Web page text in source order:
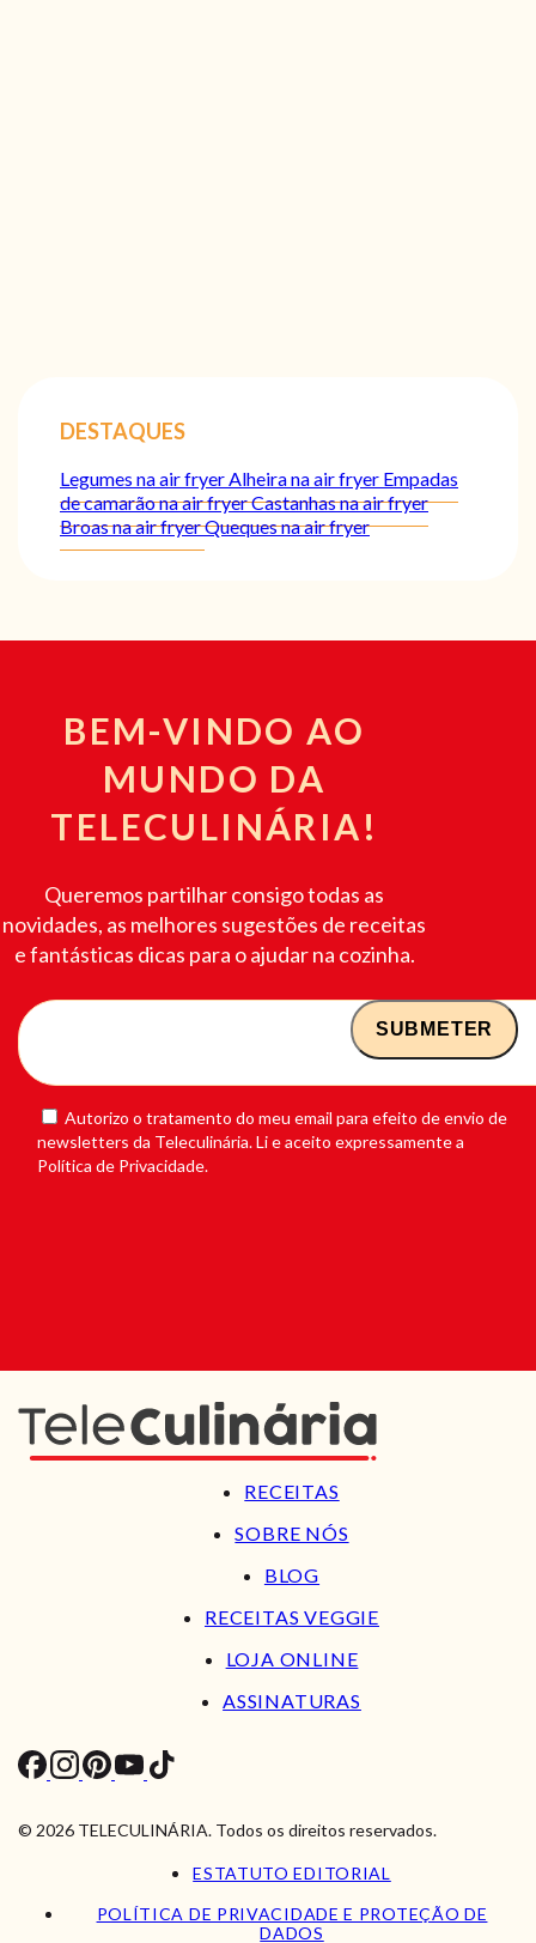
DESTAQUES
Legumes na air fryerAlheira na air fryer Empadas
de camarão na air fryerCastanhas na air fryer
Broas na air fryerQueques na air fryer
BEM-VINDO AO
MUNDO DA
TELECULINÁRIA!
Queremos partilhar consigo todas as
novidades, as melhores sugestões de receitas
e fantásticas dicas para o ajudar na cozinha.
Autorizo o tratamento do meu email para efeito de envio de
newsletters da Teleculinária. Li e aceito expressamente a
Política de Privacidade.
RECEITAS
SOBRE NÓS
BLOG
RECEITAS VEGGIE
LOJA ONLINE
ASSINATURAS
© 2026 TELECULINÁRIA. Todos os direitos reservados.
ESTATUTO EDITORIAL
POLÍTICA DE PRIVACIDADE E PROTEÇÃO DE
DADOS